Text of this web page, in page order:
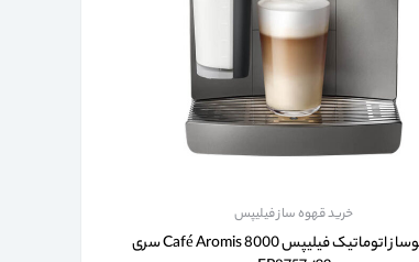
خرید قهوه ساز فیلیپس
اسپرسوساز اتوماتیک فیلیپس Café Aromis 8000 سری